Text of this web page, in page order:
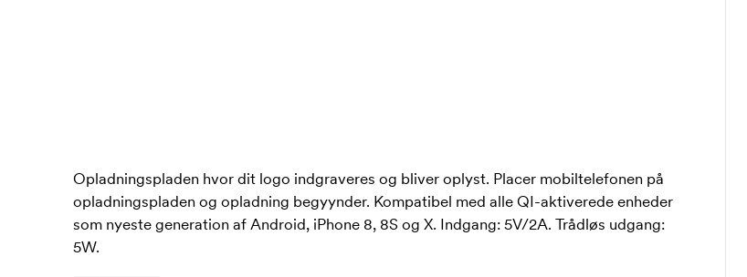
Opladningspladen hvor dit logo indgraveres og bliver oplyst. Placer mobiltelefonen på
opladningspladen og opladning begyynder. Kompatibel med alle QI-aktiverede enheder
som nyeste generation af Android, iPhone 8, 8S og X. Indgang: 5V/2A. Trådløs udgang:
5W.